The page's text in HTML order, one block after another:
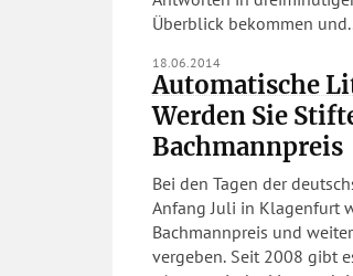
Überblick bekommen
18.06.2014
Automatische
Werden Sie
Bachmannpreis
Bei den Tagen der
Anfang Juli in Klagenfurt
Bachmannpreis und
vergeben. Seit 2008 gibt